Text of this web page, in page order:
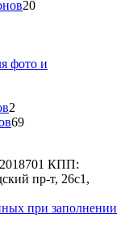
2020
фото и
2
товара
6969
КПП:
пр-т, 26с1,
при заполнении